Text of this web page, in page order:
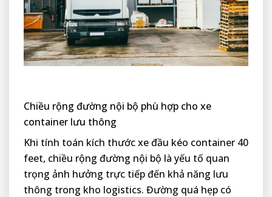
Chiều rộng đường nội bộ phù hợp cho xe
container lưu thông
Khi tính toán kích thước xe đầu kéo container 40
feet, chiều rộng đường nội bộ là yếu tố quan
trọng ảnh hưởng trực tiếp đến khả năng lưu
thông trong kho logistics. Đường quá hẹp có